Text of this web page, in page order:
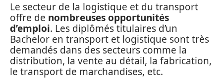
Le secteur de la logistique et du transport
offre de nombreuses opportunités
d’emploi. Les diplômés titulaires d’un
Bachelor en transport et logistique sont très
demandés dans des secteurs comme la
distribution, la vente au détail, la fabrication,
le transport de marchandises, etc.